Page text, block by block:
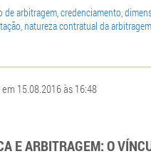
de arbitragem,credenciamento,
, natureza contratual da arbitragem
15.08.2016 às 16:48
E ARBITRAGEM: O